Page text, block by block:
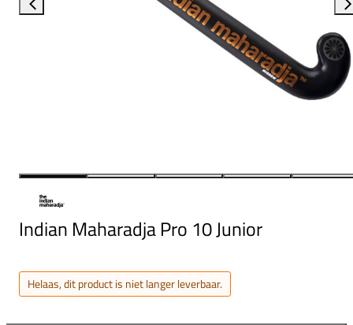
Indian Maharadja Pro 10 Junior
Helaas, dit product is niet langer leverbaar.